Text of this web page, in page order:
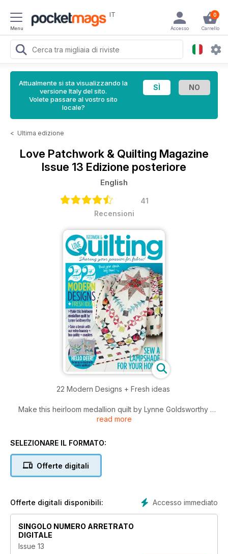
Menu
IT 0
Carrello
Accesso
Attualmente si sta visualizzando la
versione Italy del sito.
Volete passare al vostro sito
locale?
< Ultima edizione
Love Patchwork & Quilting Magazine
Issue 13 Edizione posteriore
English
41
Recensioni
22 Modern Designs + Fresh ideas
Make this heirloom medallion quilt by Lynne Goldsworthy
read more
SELEZIONARE IL FORMATO:
Offerte digitali
Accesso immediato
Offerte digitali disponibili:
SINGOLO NUMERO ARRETRATO
DIGITALE
Issue 13